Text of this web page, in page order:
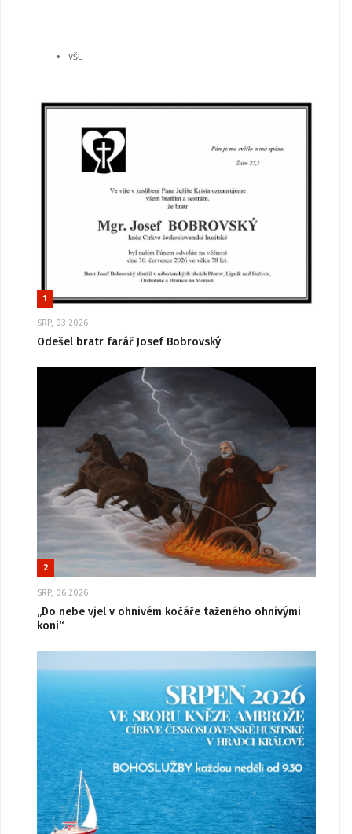
VŠE
1
SRP, 03 2026
Odešel bratr farář Josef Bobrovský
2
SRP, 06 2026
„Do nebe vjel v ohnivém kočáře taženého ohnivými
koni“